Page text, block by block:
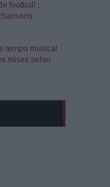
football :
tempo musical
mises selon